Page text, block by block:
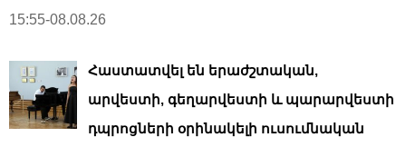
15:55-08.08.26
Հաստատվել են երաժշտական,
արվեստի, գեղարվեստի և պարարվեստի
դպրոցների օրինակելի ուսումնական